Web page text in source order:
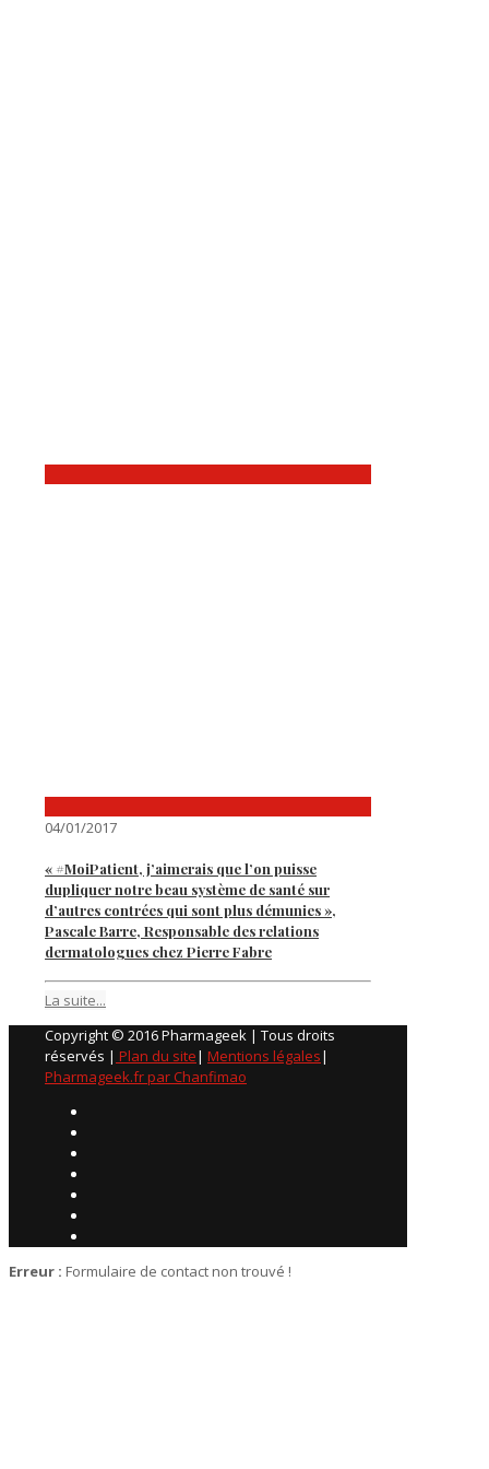
04/01/2017
« #MoiPatient, j’aimerais que l’on puisse
dupliquer notre beau système de santé sur
d’autres contrées qui sont plus démunies »,
Pascale Barre, Responsable des relations
dermatologues chez Pierre Fabre
La suite...
Copyright © 2016 Pharmageek | Tous droits
réservés | Plan du site| Mentions légales|
Pharmageek.fr par Chanfimao
Erreur : Formulaire de contact non trouvé !